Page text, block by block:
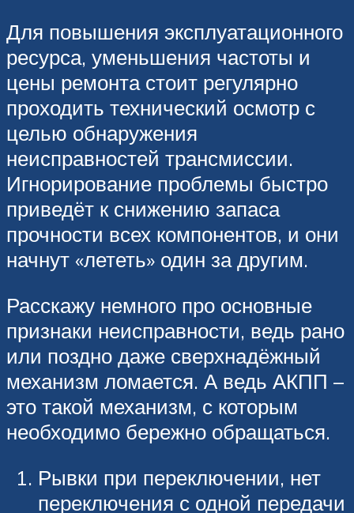
Для повышения эксплуатационного
ресурса, уменьшения частоты и
цены ремонта стоит регулярно
проходить технический осмотр с
целью обнаружения
неисправностей трансмиссии.
Игнорирование проблемы быстро
приведёт к снижению запаса
прочности всех компонентов, и они
начнут «лететь» один за другим.
Расскажу немного про основные
признаки неисправности, ведь рано
или поздно даже сверхнадёжный
механизм ломается. А ведь АКПП –
это такой механизм, с которым
необходимо бережно обращаться.
Рывки при переключении, нет
переключения с одной передачи